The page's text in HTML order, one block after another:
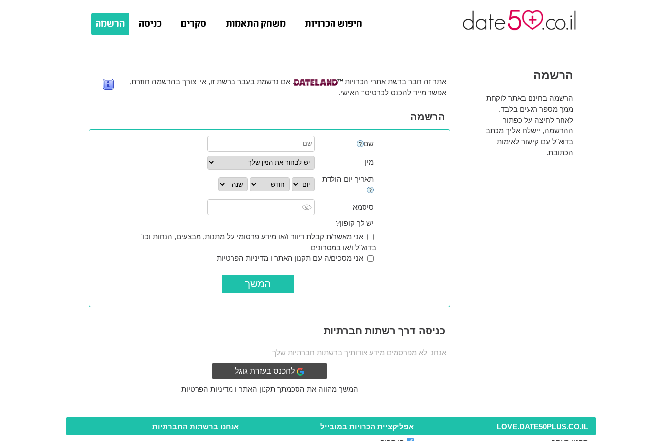
חיפוש הכרויות משחק התאמות סקרים הרשמה כניסה
הרשמה
הרשמה בחינם באתר לוקחת
ממך מספר רגעים בלבד.
לאחר לחיצה על כפתור
ההרשמה, יישלח אליך מכתב
בדוא"ל עם קישור לאימות
הכתובת.
אתר זה חבר ברשת אתרי הכרויות
. אם נרשמת בעבר ברשת זו, אין צורך בהרשמה חוזרת,
אפשר מייד להכנס לכרטיסך האישי.
הרשמה
שם
מין
תאריך יום הולדת
סיסמא
יש לך קופון?
אני מאשר/ת קבלת דיוור ו/או מידע פרסומי על מתנות, מבצעים, הנחות וכו'
בדוא"ל ו/או במסרונים
אני מסכים/ה עםתקנון האתר ו מדיניות הפרטיות
כניסה דרך רשתות חברתיות
אנחנו לא מפרסמים מידע אודותיך ברשתות חברתיות שלך
להכנס בעזרת גוגל
המשך מהווה את הסכמתךתקנון האתר ו מדיניות הפרטיות
LOVE.DATE50PLUS.CO.IL אפליקציית הכרויות במובייל
אנחנו ברשתות החברתיות